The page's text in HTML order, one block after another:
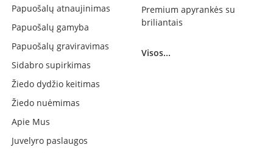
Papuošalų atnaujinimas
Papuošalų gamyba
Papuošalų graviravimas
Sidabro supirkimas
Žiedo dydžio keitimas
Žiedo nuėmimas
Apie Mus
Juvelyro paslaugos
Premium apyrankės su
briliantais
Visos...